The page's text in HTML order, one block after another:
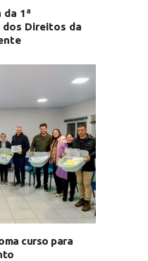
1ª
Direitos da
curso para